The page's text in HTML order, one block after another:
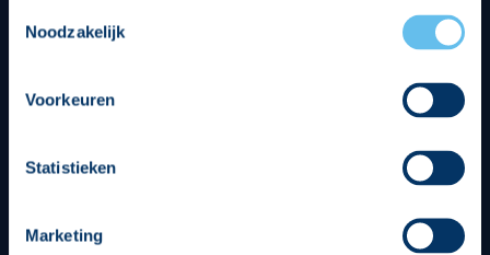
op een veilige en integere wijze. Je kunt je toestemming
beheren op de privacy- en cookieverklaring pagina.
Noodzakelijk
Voorkeuren
Statistieken
Marketing